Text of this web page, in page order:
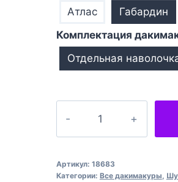
Атлас
Габардин
Комплектация
Отдельная
Чернігівське
Пластикова
Артикул: 18683
Категории: Все дакимакуры,